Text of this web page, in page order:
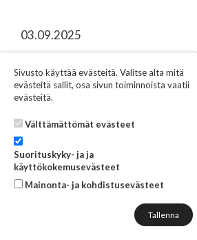
03.09.2025
YRITYSTARINA: TOIVOA,
YHTEISÖLLISYYTTÄ JA
KOLARINPELLON
VILJELLÄÄN MUUTAKIN
MANSIKOITA
Sivusto käyttää evästeitä. Valitse alta mitä
evästeitä sallit, osa sivun toiminnoista vaatii
evästeitä.
Välttämättömät evästeet
Suorituskyky- ja ja
käyttökokemusevästeet
Mainonta- ja kohdistusevästeet